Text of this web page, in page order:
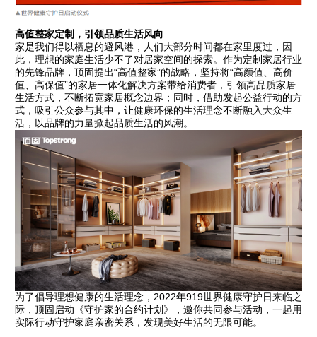
高值整家定制，引领品质生活风向
家是我们得以栖息的避风港，人们大部分时间都在家里度过，因
此，理想的家庭生活少不了对居家空间的探索。作为定制家居行业
的先锋品牌，顶固提出“高值整家”的战略，坚持将“高颜值、高价
值、高保值”的家居一体化解决方案带给消费者，引领高品质家居
生活方式，不断拓宽家居概念边界；同时，借助发起公益行动的方
式，吸引公众参与其中，让健康环保的生活理念不断融入大众生
活，以品牌的力量掀起品质生活的风潮。
为了倡导理想健康的生活理念，2022年919世界健康守护日来临之
际，顶固启动《守护家的合约计划》，邀你共同参与活动，一起用
实际行动守护家庭亲密关系，发现美好生活的无限可能。